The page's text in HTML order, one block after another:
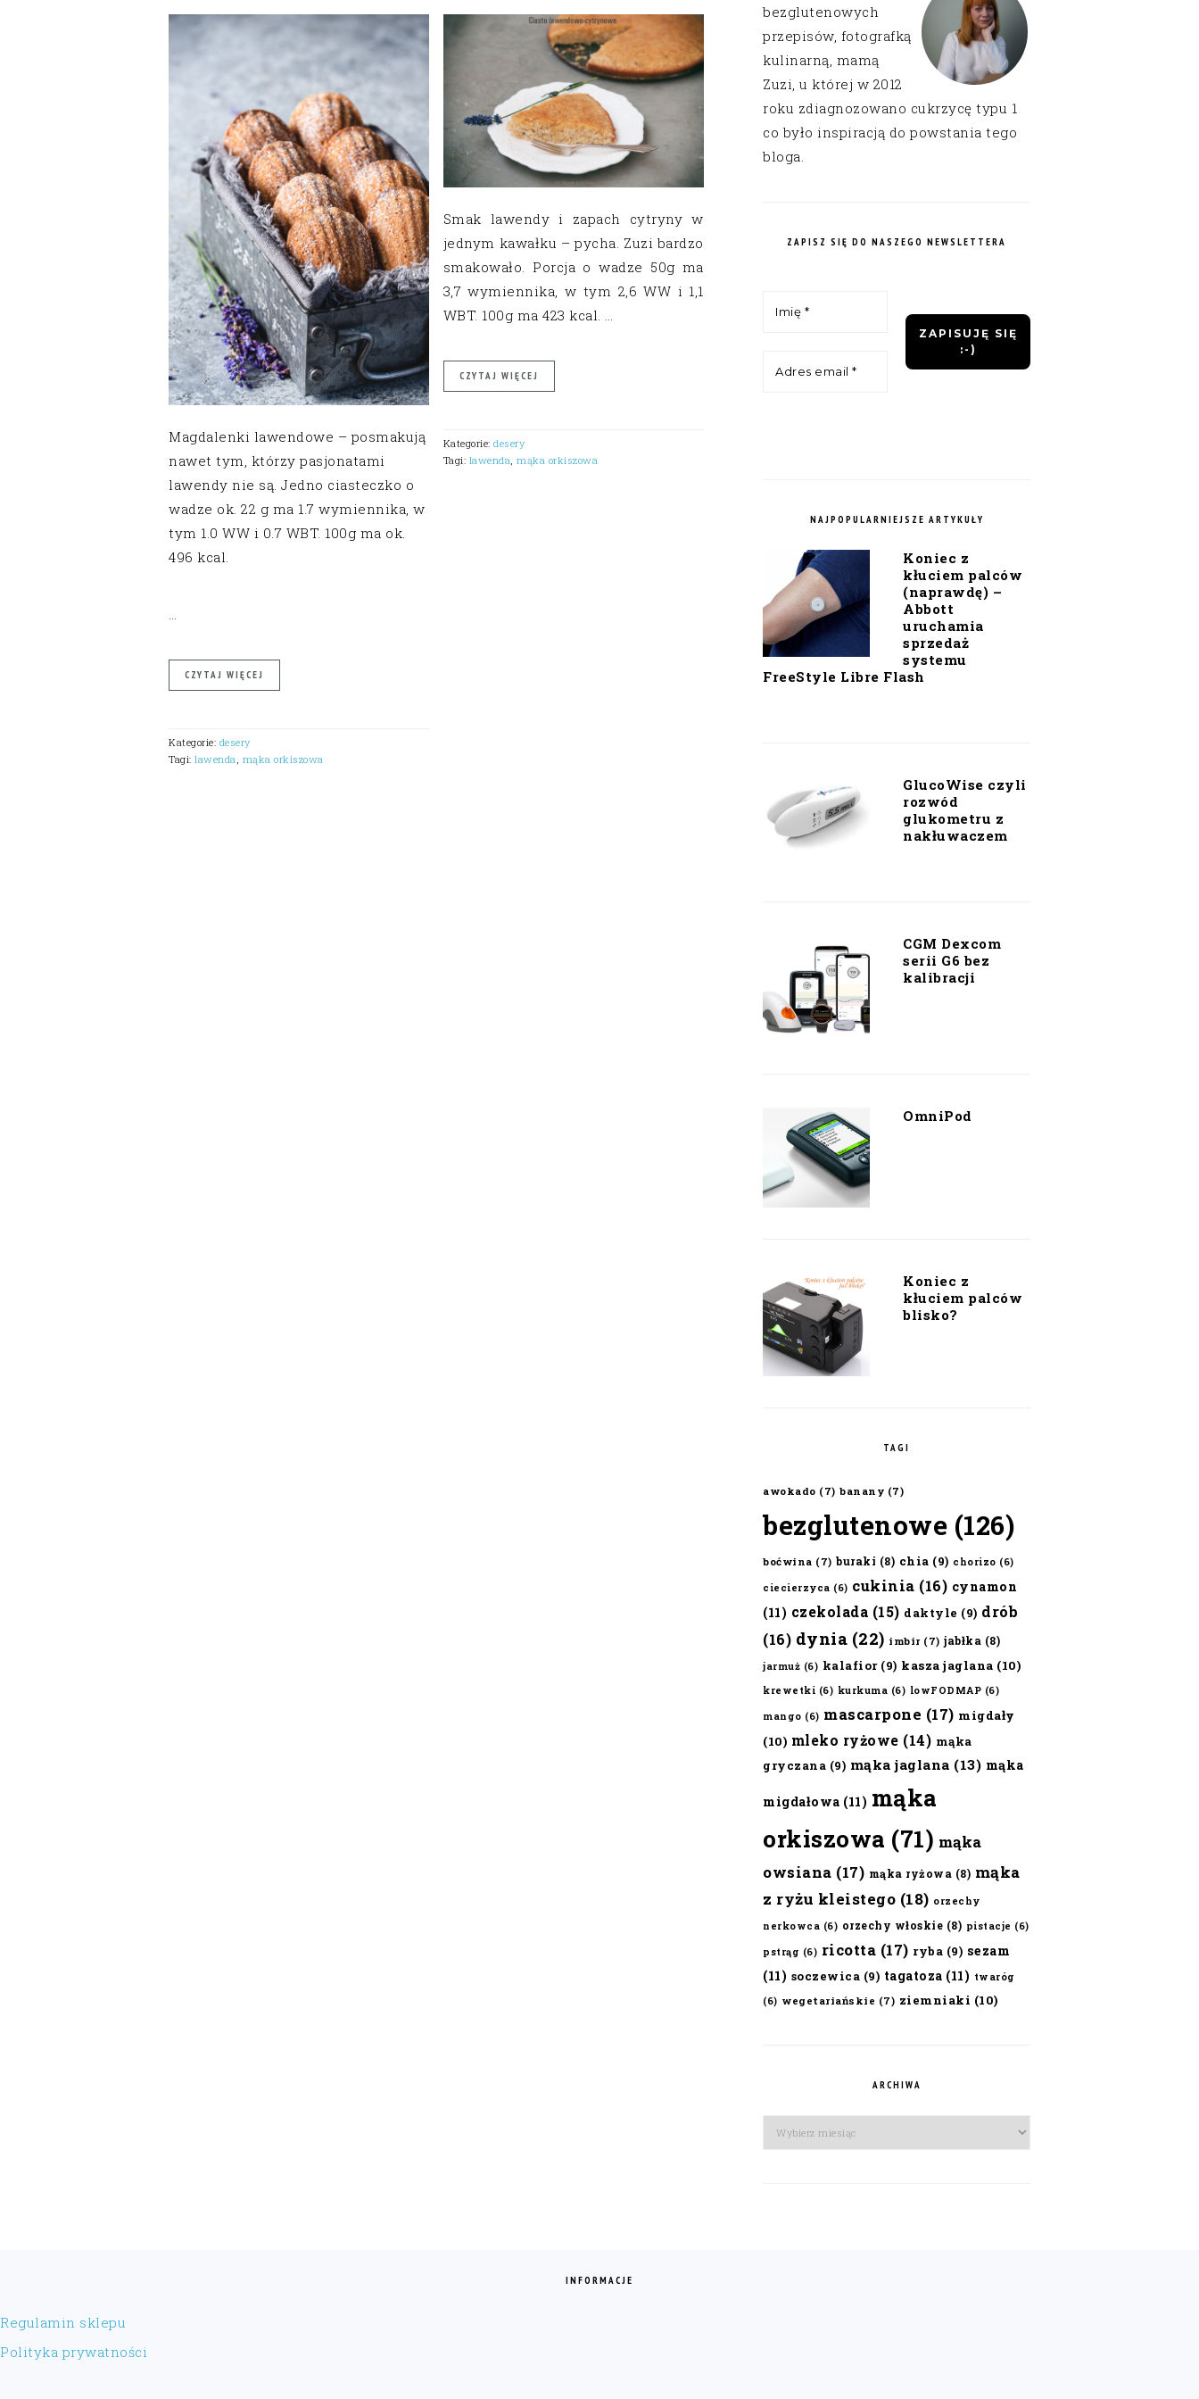
Magdalenki lawendowe – posmakują
nawet tym, którzy pasjonatami
lawendy nie są. Jedno ciasteczko o
wadze ok. 22 g ma 1.7 wymiennika, w
tym 1.0 WW i 0.7 WBT. 100g ma ok.
496 kcal.
…
CZYTAJ WIĘCEJ
Kategorie: desery
Tagi: lawenda, mąka orkiszowa
Smak lawendy i zapach cytryny w
jednym kawałku – pycha. Zuzi bardzo
smakowało. Porcja o wadze 50g ma
3,7 wymiennika, w tym 2,6 WW i 1,1
WBT. 100g ma 423 kcal. …
CZYTAJ WIĘCEJ
Kategorie:desery
Tagi: lawenda ,mąka orkiszowa
bezglutenowych
przepisów, fotografką
kulinarną, mamą
Zuzi, u której w 2012
roku zdiagnozowano cukrzycę typu 1
co było inspiracją do powstania tego
bloga.
ZAPISZ SIĘ DO NASZEGO NEWSLETTERA
NAJPOPULARNIEJSZE ARTYKUŁY
Koniec z
kłuciem palców
(naprawdę) –
Abbott
uruchamia
sprzedaż
systemu
FreeStyle Libre Flash
GlucoWise czyli
rozwód
glukometru z
nakłuwaczem
CGM Dexcom
serii G6 bez
kalibracji
OmniPod
Koniec z
kłuciem palców
blisko?
TAGI
awokado (7) banany (7)
bezglutenowe (126)
boćwina (7) buraki (8) chia (9) chorizo (6)
ciecierzyca (6) cukinia (16) cynamon
(11) czekolada (15) daktyle (9) drób
(16) dynia (22) imbir (7) jabłka (8)
jarmuż (6) kalafior(9) kasza jaglana (10)
krewetki (6) kurkuma (6) lowFODMAP (6)
mango (6) mascarpone (17) migdały
(10) mleko ryżowe (14) mąka
gryczana (9) mąka jaglana (13) mąka
migdałowa (11) mąka
orkiszowa (71) mąka
owsiana (17) mąka ryżowa (8) mąka
z ryżu kleistego (18) orzechy
nerkowca (6) orzechy włoskie (8) pistacje (6)
pstrąg (6) ricotta (17) ryba (9) sezam
(11) soczewica (9) tagatoza (11) twaróg
(6) wegetariańskie (7) ziemniaki (10)
ARCHIWA
Archiwa
INFORMACJE
Regulamin sklepu
Polityka prywatności